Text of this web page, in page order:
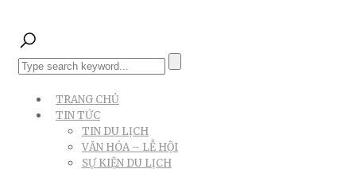
TRANG CHỦ
TIN TỨC
TIN DU LỊCH
VĂN HÓA – LỄ HỘI
SỰ KIỆN DU LỊCH